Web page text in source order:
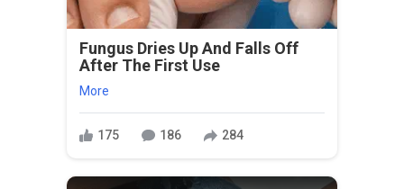
Fungus Dries Up And Falls Off
After The First Use
More
175 186 284